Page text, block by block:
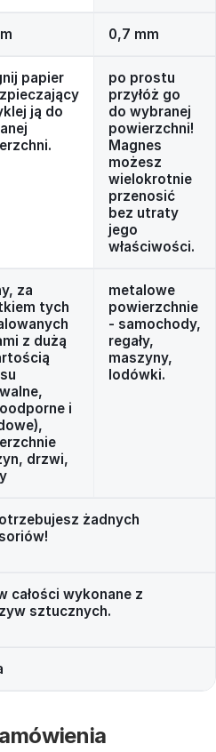
0,7 mm
papier
ją do
po prostu
przyłóż go
do wybranej
powierzchni!
Magnes
możesz
wielokrotnie
przenosić
bez utraty
jego
właściwości.
za
tych
z dużą
i
drzwi,
metalowe
powierzchnie
- samochody,
regały,
maszyny,
lodówki.
żadnych
całości wykonane z
sztucznych.